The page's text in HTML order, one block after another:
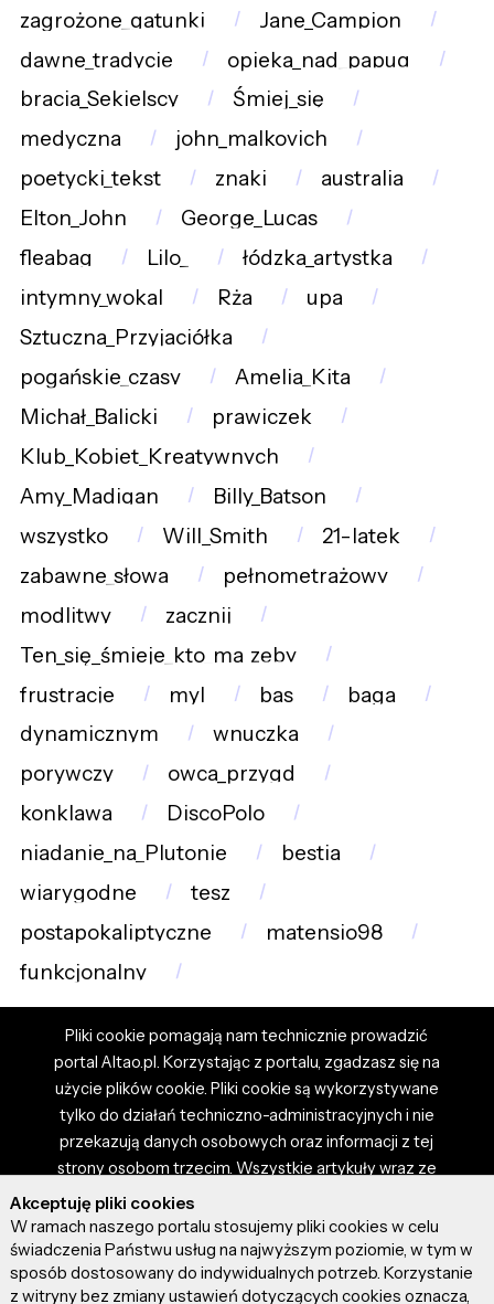
zagrożone_gatunki
Jane_Campion
dawne_tradycje
opieka_nad_papug
bracia_Sekielscy
Śmiej_się
medyczna
john_malkovich
poetycki_tekst
znaki
australia
Elton_John
George_Lucas
fleabag
Lilo_
łódzka_artystka
intymny_wokal
Rża
upa
Sztuczna_Przyjaciółka
pogańskie_czasy
Amelia_Kita
Michał_Balicki
prawiczek
Klub_Kobiet_Kreatywnych
Amy_Madigan
Billy_Batson
wszystko
Will_Smith
21-latek
zabawne_słowa
pełnometrażowy
modlitwy
zacznij
Ten_się_śmieje_kto_ma_zęby
frustracje
myl bas
baga
dynamicznym
wnuczka
porywczy
owca_przygd
konklawa
DiscoPolo
niadanie_na_Plutonie
bestia
wiarygodne
tesz
postapokaliptyczne
matensio98
funkcjonalny
Pliki cookie pomagają nam technicznie prowadzić
portal Altao.pl. Korzystając z portalu, zgadzasz się na
użycie plików cookie. Pliki cookie są wykorzystywane
tylko do działań techniczno-administracyjnych i nie
przekazują danych osobowych oraz informacji z tej
strony osobom trzecim. Wszystkie artykuły wraz ze
zdjęciami i materiałami dostępnymi na portalu są
własnością użytkowników. Administrator i właściciel
portalu nie ponosi odpowiedzialności za tresci
prezentowane przez autorów artykułów. Dodając
Akceptuję pliki cookies
W ramach naszego portalu stosujemy pliki cookies w celu
świadczenia Państwu usług na najwyższym poziomie, w tym w
sposób dostosowany do indywidualnych potrzeb. Korzystanie
z witryny bez zmiany ustawień dotyczących cookies oznacza,